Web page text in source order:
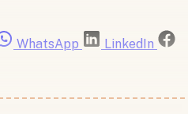
WhatsApp
LinkedIn